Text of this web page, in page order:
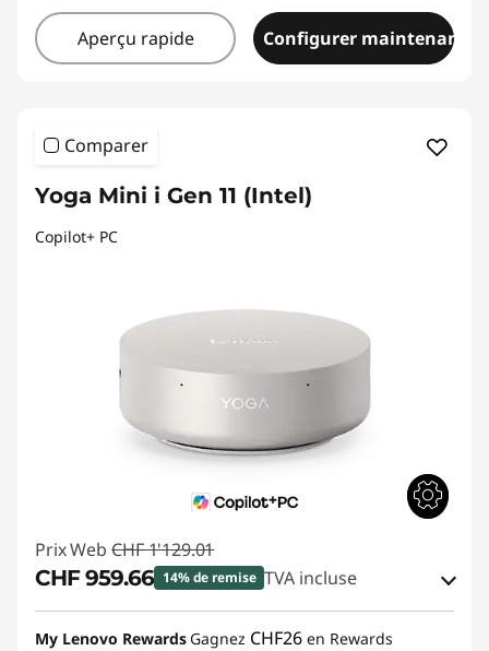
Aperçu rapide Configurer maintenant
Comparer
Yoga Mini i Gen 11 (Intel)
Copilot+ PC
Prix Web CHF 1'129.01
CHF 959.66 14% de remise TVA incluse
Bons de réduction en ligne :-CHF 169.35
My Lenovo Rewards Gagnez CHF26 en Rewards